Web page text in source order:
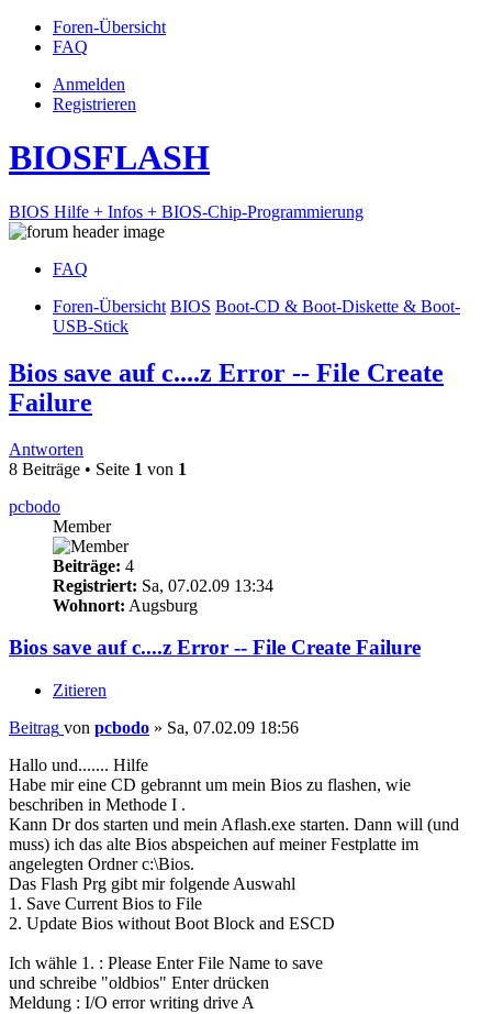
Foren-Übersicht
FAQ
Anmelden
Registrieren
BIOSFLASH
BIOS Hilfe + Infos + BIOS-Chip-Programmierung
FAQ
Foren-Übersicht BIOS Boot-CD & Boot-Diskette & Boot-
USB-Stick
Bios save auf c....z Error -- File Create
Failure
Antworten
8 Beiträge • Seite 1 von 1
pcbodo
Member
Beiträge: 4
Registriert: Sa, 07.02.09 13:34
Wohnort: Augsburg
Bios save auf c....z Error -- File Create Failure
Zitieren
Beitrag von pcbodo » Sa, 07.02.09 18:56
Hallo und....... Hilfe
Habe mir eine CD gebrannt um mein Bios zu flashen, wie
beschriben in Methode I .
Kann Dr dos starten und mein Aflash.exe starten. Dann will (und
muss) ich das alte Bios abspeichen auf meiner Festplatte im
angelegten Ordner c:\Bios.
Das Flash Prg gibt mir folgende Auswahl
1. Save Current Bios to File
2. Update Bios without Boot Block and ESCD
Ich wähle 1. : Please Enter File Name to save
und schreibe "oldbios" Enter drücken
Meldung : I/O error writing drive A